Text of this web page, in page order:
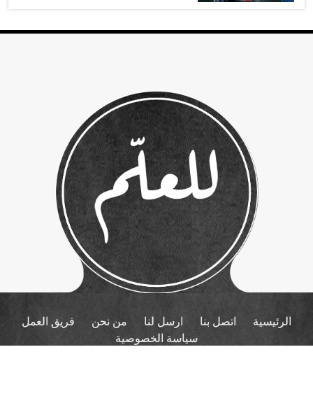
الرئيسية اتصل بنا ارسل لنا من نحن
فريق العمل
سياسة الخصوصية